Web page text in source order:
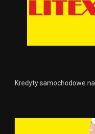
Kredyty samochodowe na